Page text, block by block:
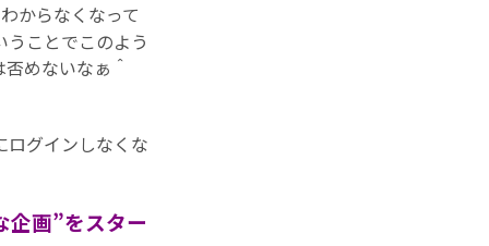
からなくなって
ことでこのよう
めないなぁ＾
グインしなくな
企画”をスター